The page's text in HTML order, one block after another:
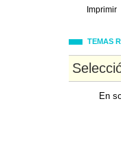
Imprimir
TEMAS
En